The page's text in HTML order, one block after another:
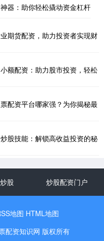
器：助你轻松撬动资金杠杆
期货配资，助力投资者实现财
额配资：助力股市投资，轻松
配资平台哪家强？为你揭秘最
股技能：解锁高收益投资的秘
股 炒股配资门户
地图 HTML地图
配资知识网 版权所有